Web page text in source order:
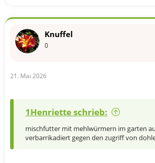
k
o
:
Knuffel
0
21. Mai 2026
1Henriette schrieb:
mischfutter mit mehlwürmern im garten
verbarrikadiert gegen den zugriff von